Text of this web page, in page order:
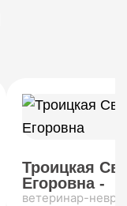
Троицкая
Егоровна -
ветеринар-